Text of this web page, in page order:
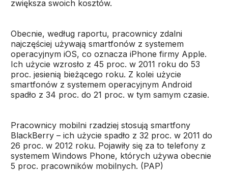
zwiększa swoich kosztów.
Obecnie, według raportu, pracownicy zdalni
najczęściej używają smartfonów z systemem
operacyjnym iOS, co oznacza iPhone firmy Apple.
Ich użycie wzrosło z 45 proc. w 2011 roku do 53
proc. jesienią bieżącego roku. Z kolei użycie
smartfonów z systemem operacyjnym Android
spadło z 34 proc. do 21 proc. w tym samym czasie.
Pracownicy mobilni rzadziej stosują smartfony
BlackBerry – ich użycie spadło z 32 proc. w 2011 do
26 proc. w 2012 roku. Pojawiły się za to telefony z
systemem Windows Phone, których używa obecnie
5 proc. pracowników mobilnych. (PAP)